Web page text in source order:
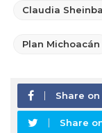
Claudia
Plan Michoacán
Share
Share